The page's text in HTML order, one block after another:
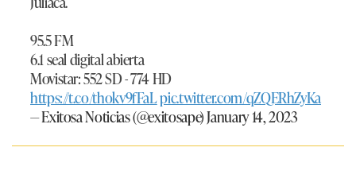
95.5 FM
6.1 seal digital abierta
Movistar: 552 SD - 774 HD
https://t.co/thokv9fFaLpic.twitter.com/qZQERhZyKa
— Exitosa Noticias (@exitosape)January 14, 2023